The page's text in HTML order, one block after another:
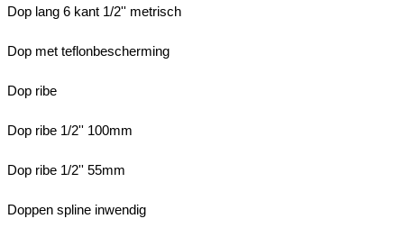
Dop lang 6 kant 1/2'' metrisch
Dop met teflonbescherming
Dop ribe
Dop ribe 1/2'' 100mm
Dop ribe 1/2'' 55mm
Doppen spline inwendig